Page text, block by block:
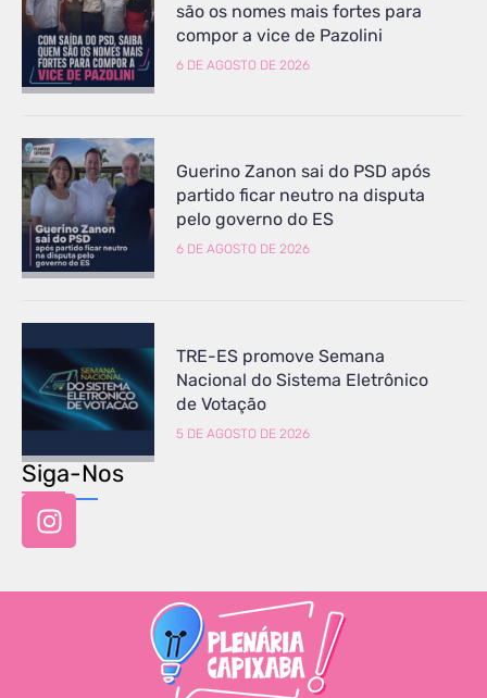
são os nomes mais fortes para
compor a vice de Pazolini
6 DE AGOSTO DE 2026
Guerino Zanon sai do PSD após
partido ficar neutro na disputa
pelo governo do ES
6 DE AGOSTO DE 2026
TRE-ES promove Semana
Nacional do Sistema Eletrônico
de Votação
5 DE AGOSTO DE 2026
Siga-Nos